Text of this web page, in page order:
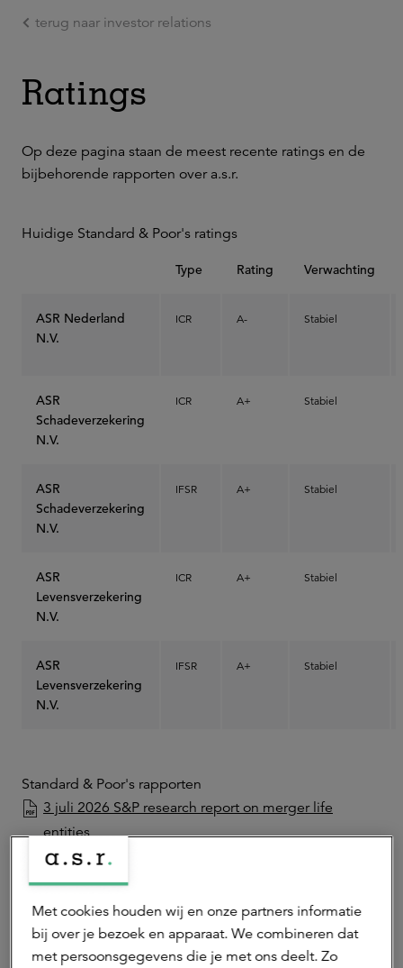
Ga naar de hoofdinhoud
terug naar investor relations
Ratings
Op deze pagina staan de meest recente ratings en de
bijbehorende rapporten over a.s.r.
Huidige Standard & Poor's ratings
Type Rating Verwachting
ASR Nederland
N.V.
ICR A- Stabiel
ASR
Schadeverzekering
N.V.
ICR A+ Stabiel
ASR
Schadeverzekering
N.V.
IFSR A+ Stabiel
ASR
Levensverzekering
N.V.
ICR A+ Stabiel
ASR
Levensverzekering
N.V.
IFSR A+ Stabiel
Standard & Poor's rapporten
3 juli 2026 S&P research report on merger life
entities
18 februari 2026, S&P bulletin on a.s.r.
6 november 2025, S&P full analysis report
12 september 2025, S&P update report
12 november 2024, S&P update report
12 september 2024, S&P update report
Met cookies houden wij en onze partners informatie
bij over je bezoek en apparaat. We combineren dat
met persoonsgegevens die je met ons deelt. Zo